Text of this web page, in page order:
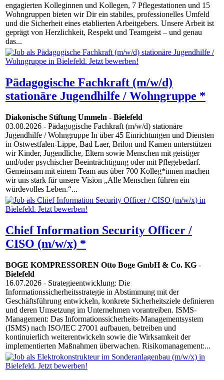
engagierten Kolleginnen und Kollegen, 7 Pflegestationen und 15
Wohngruppen bieten wir Dir ein stabiles, professionelles Umfeld
und die Sicherheit eines etablierten Arbeitgebers. Unsere Arbeit ist
geprägt von Herzlichkeit, Respekt und Teamgeist – und genau
das...
Pädagogische Fachkraft (m/w/d)
stationäre Jugendhilfe / Wohngruppe *
Diakonische Stiftung Ummeln - Bielefeld
03.08.2026 - Pädagogische Fachkraft (m/w/d) stationäre
Jugendhilfe / Wohngruppe In über 45 Einrichtungen und Diensten
in Ostwestfalen-Lippe, Bad Laer, Brilon und Kamen unterstützen
wir Kinder, Jugendliche, Eltern sowie Menschen mit geistiger
und/oder psychischer Beeinträchtigung oder mit Pflegebedarf.
Gemeinsam mit einem Team aus über 700 Kolleg*innen machen
wir uns stark für unsere Vision „Alle Menschen führen ein
würdevolles Leben.“...
Chief Information Security Officer /
CISO (m/w/x) *
BOGE KOMPRESSOREN Otto Boge GmbH & Co. KG -
Bielefeld
16.07.2026 - Strategieentwicklung: Die
Informationssicherheitsstrategie in Abstimmung mit der
Geschäftsführung entwickeln, konkrete Sicherheitsziele definieren
und deren Umsetzung im Unternehmen vorantreiben. ISMS-
Management: Das Informationssicherheits-Managementsystem
(ISMS) nach ISO/IEC 27001 aufbauen, betreiben und
kontinuierlich weiterentwickeln sowie die Wirksamkeit der
implementierten Maßnahmen überwachen. Risikomanagement:...